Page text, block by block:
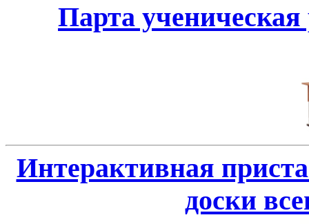
Парта
Интерактивная
доски